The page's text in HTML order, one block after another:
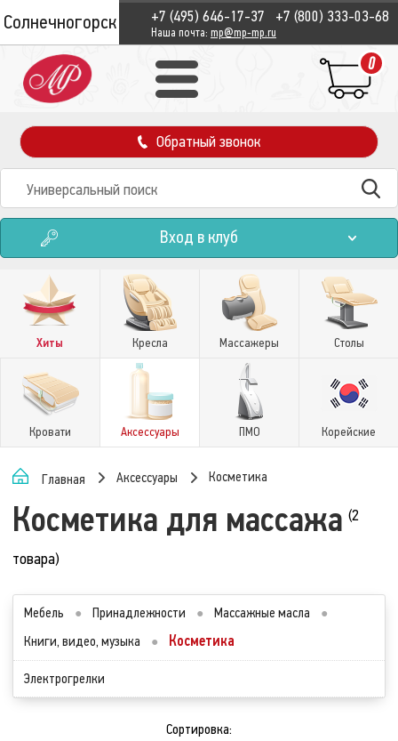
Солнечногорск +7 (495) 646-17-37 +7 (800) 333-03-68
Наша почта: mp@mp-mp.ru
0
Обратный звонок
Вход в клуб
Хиты Кресла Массажеры Столы
Кровати Аксессуары ПМО Корейские
Главная Аксессуары Косметика
Косметика для массажа (2
товара)
Мебель ● Принадлежности ● Массажные масла
●
Книги, видео, музыка
● Косметика
Электрогрелки
Сортировка: